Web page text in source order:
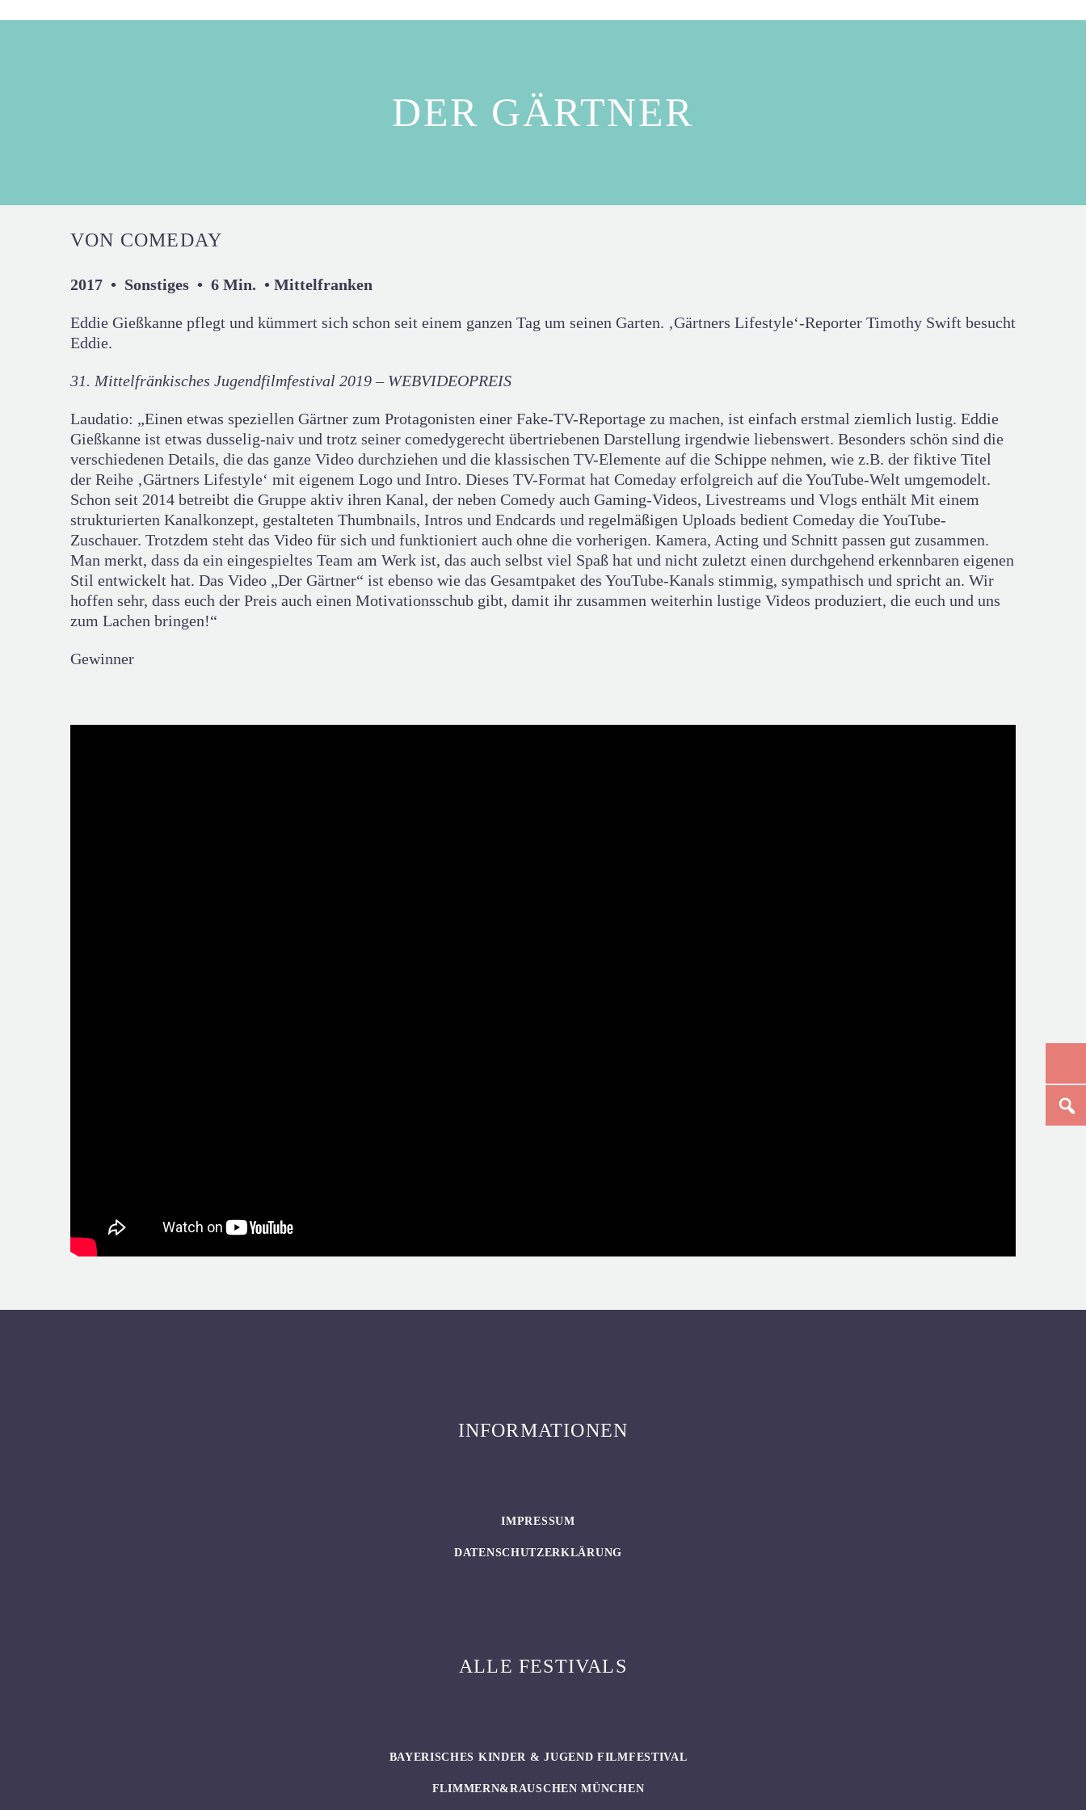
DER GÄRTNER
VON COMEDAY
2017 • Sonstiges • 6 Min. • Mittelfranken
Eddie Gießkanne pflegt und kümmert sich schon seit einem ganzen Tag um seinen Garten. ‚Gärtners Lifestyle‘-Reporter Timothy Swift besucht
Eddie.
31. Mittelfränkisches Jugendfilmfestival 2019 – WEBVIDEOPREIS
Laudatio: „Einen etwas speziellen Gärtner zum Protagonisten einer Fake-TV-Reportage zu machen, ist einfach erstmal ziemlich lustig. Eddie
Gießkanne ist etwas dusselig-naiv und trotz seiner comedygerecht übertriebenen Darstellung irgendwie liebenswert. Besonders schön sind die
verschiedenen Details, die das ganze Video durchziehen und die klassischen TV-Elemente auf die Schippe nehmen, wie z.B. der fiktive Titel
der Reihe ‚Gärtners Lifestyle‘ mit eigenem Logo und Intro. Dieses TV-Format hat Comeday erfolgreich auf die YouTube-Welt umgemodelt.
Schon seit 2014 betreibt die Gruppe aktiv ihren Kanal, der neben Comedy auch Gaming-Videos, Livestreams und Vlogs enthält Mit einem
strukturierten Kanalkonzept, gestalteten Thumbnails, Intros und Endcards und regelmäßigen Uploads bedient Comeday die YouTube-
Zuschauer. Trotzdem steht das Video für sich und funktioniert auch ohne die vorherigen. Kamera, Acting und Schnitt passen gut zusammen.
Man merkt, dass da ein eingespieltes Team am Werk ist, das auch selbst viel Spaß hat und nicht zuletzt einen durchgehend erkennbaren eigenen
Stil entwickelt hat. Das Video „Der Gärtner“ ist ebenso wie das Gesamtpaket des YouTube-Kanals stimmig, sympathisch und spricht an. Wir
hoffen sehr, dass euch der Preis auch einen Motivationsschub gibt, damit ihr zusammen weiterhin lustige Videos produziert, die euch und uns
zum Lachen bringen!“
Gewinner
INFORMATIONEN
IMPRESSUM
DATENSCHUTZERKLÄRUNG
ALLE FESTIVALS
BAYERISCHES KINDER & JUGEND FILMFESTIVAL
FLIMMERN&RAUSCHEN MÜNCHEN